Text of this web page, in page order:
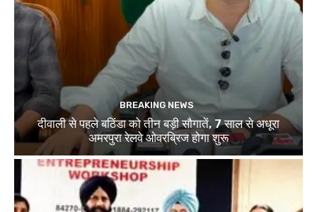
BREAKING NEWS
दीवाली से पहले बठिंडा को तीन बड़ी सौगातें, 7 साल से अधूरा
अमरपुरा रेलवे ओवरब्रिज होगा शुरू